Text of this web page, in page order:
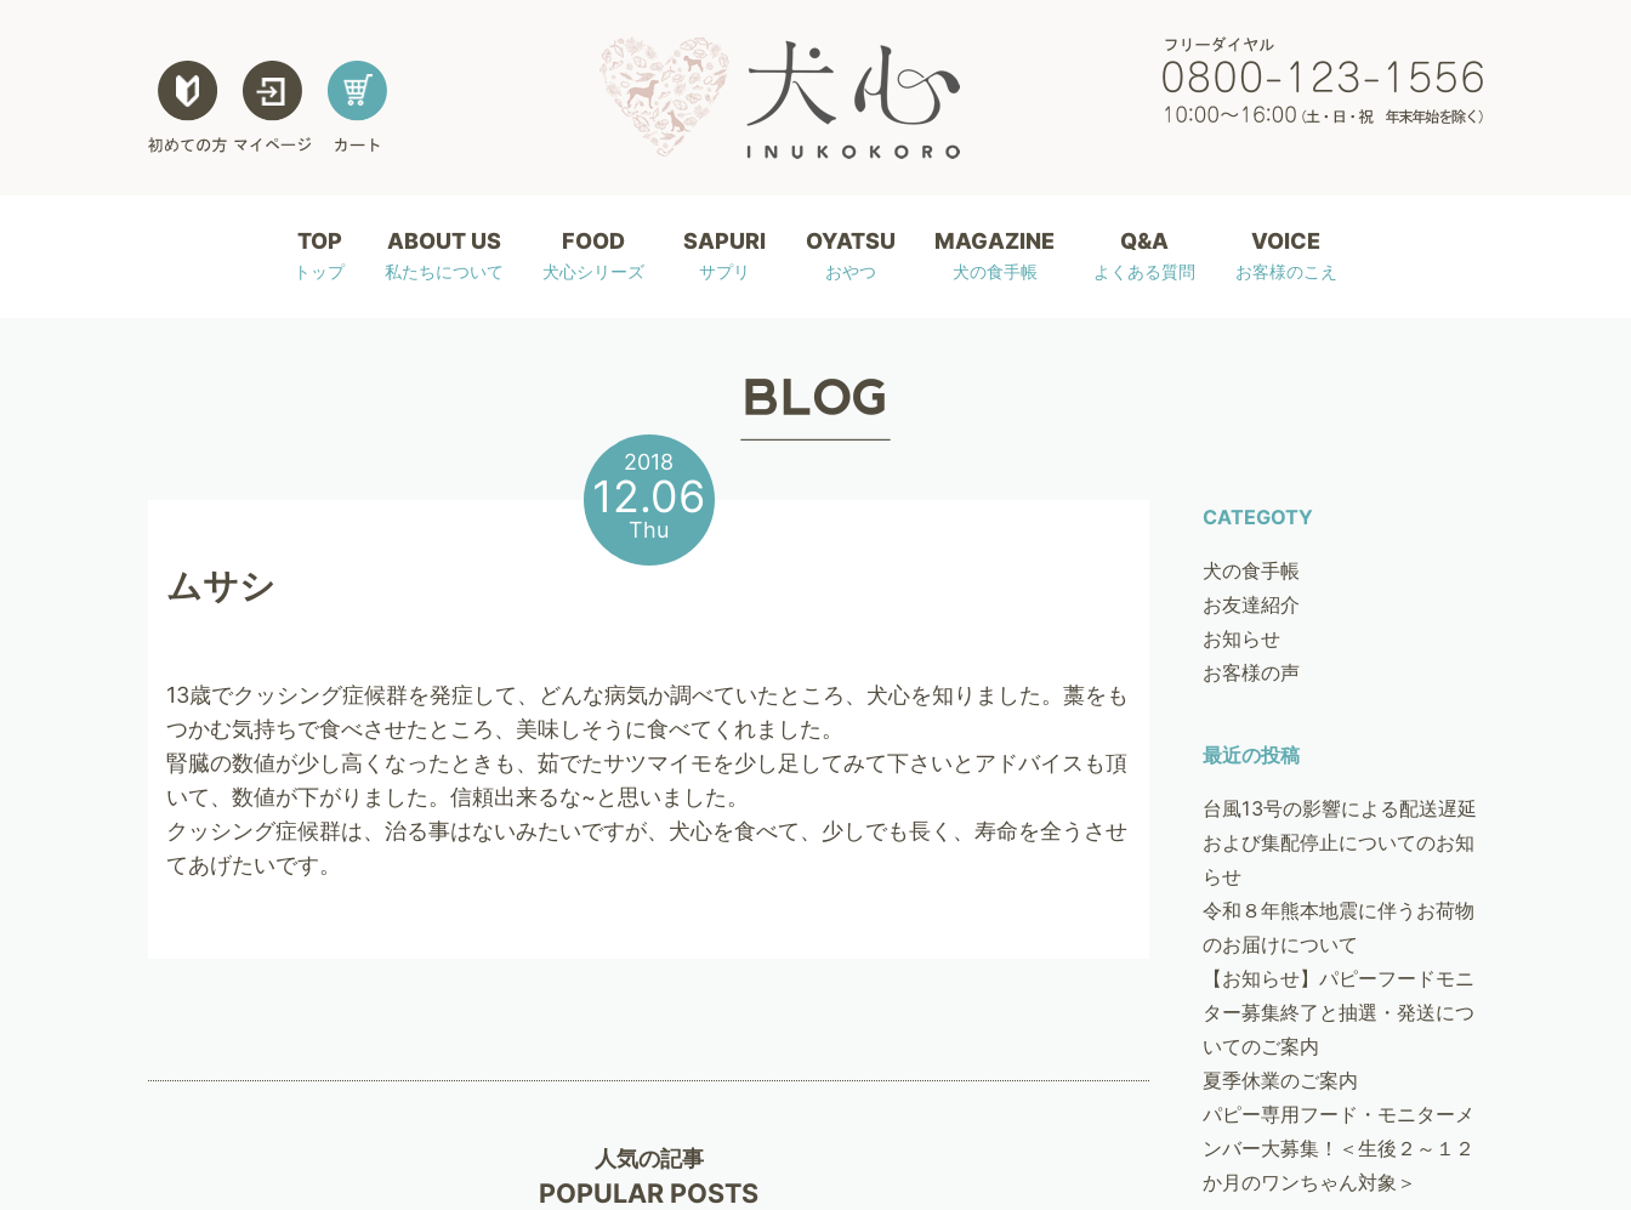
TOP
トップ
ABOUT US
私たちについて
FOOD
犬心シリーズ
SAPURI
サプリ
OYATSU
おやつ
MAGAZINE
犬の食手帳
Q&A
よくある質問
VOICE
お客様のこえ
2018
12.06
Thu
ムサシ
13歳でクッシング症候群を発症して、どんな病気か調べていたところ、犬心を知りました。藁をも
つかむ気持ちで食べさせたところ、美味しそうに食べてくれました。
腎臓の数値が少し高くなったときも、茹でたサツマイモを少し足してみて下さいとアドバイスも頂
いて、数値が下がりました。信頼出来るな~と思いました。
クッシング症候群は、治る事はないみたいですが、犬心を食べて、少しでも長く、寿命を全うさせ
てあげたいです。
人気の記事
POPULAR POSTS
CATEGOTY
犬の食手帳
お友達紹介
お知らせ
お客様の声
最近の投稿
台風13号の影響による配送遅延
および集配停止についてのお知
らせ
令和８年熊本地震に伴うお荷物
のお届けについて
【お知らせ】パピーフードモニ
ター募集終了と抽選・発送につ
いてのご案内
夏季休業のご案内
パピー専用フード・モニターメ
ンバー大募集！＜生後２～１２
か月のワンちゃん対象＞